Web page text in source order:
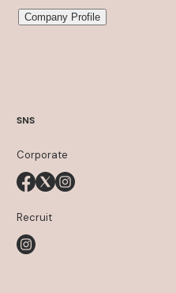
Company Profile
SNS
Corporate
Recruit